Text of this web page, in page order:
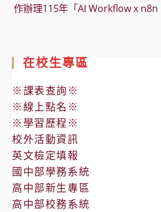
作辦理115年「AI Workflow x n8n
在校生專區
※課表查詢※
※線上點名※
※學習歷程※
校外活動資訊
英文檢定填報
國中部學務系統
高中部新生專區
高中部校務系統